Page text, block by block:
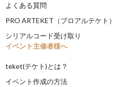
よくある質問
PRO ARTEKET（プロアルテケト）
シリアルコード受け取り
イベント主催者様へ
teket(テケト)とは？
イベント作成の方法